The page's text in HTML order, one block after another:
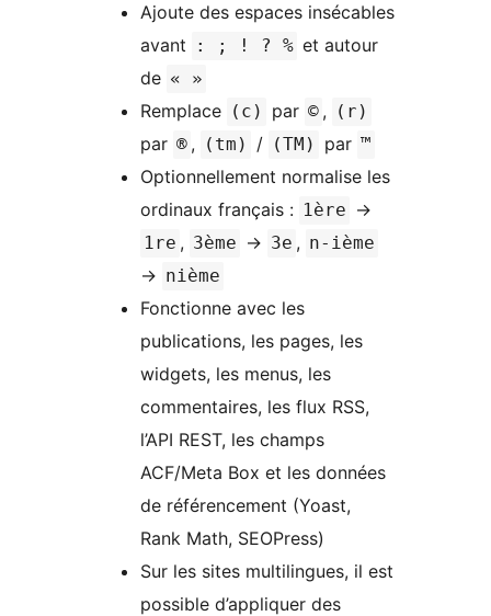
Ajoute des espaces insécables
avant
: ; ! ? % et autour
de « »
Remplace (c) par © , (r)
par ® , (tm) / (TM) par ™
Optionnellement normalise les
ordinaux français : 1ère →
1re , 3ème → 3e , n-ième
→ nième
Fonctionne avec les
publications, les pages, les
widgets, les menus, les
commentaires, les flux RSS,
l’API REST, les champs
ACF/Meta Box et les données
de référencement (Yoast,
Rank Math, SEOPress)
Sur les sites multilingues, il est
possible d’appliquer des